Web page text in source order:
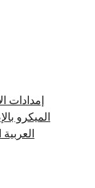
إمدادات
الميكرو